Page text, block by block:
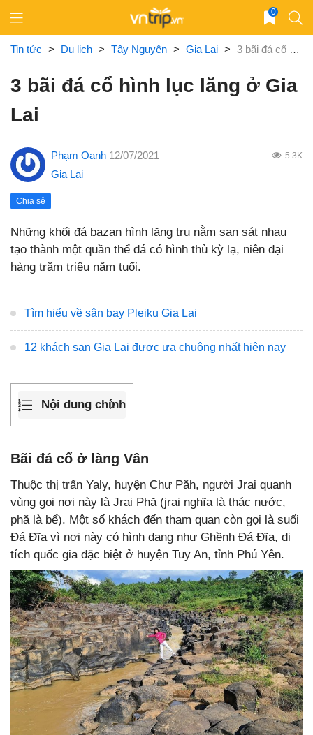
content
0
Tin tức > Du lịch > Tây Nguyên > Gia Lai > 3 bãi đá cổ hình lục lăng ở Gia Lai
3 bãi đá cổ hình lục lăng ở Gia
Lai
Phạm Oanh 12/07/2021 5.3K
Gia Lai
Chia sẻ
Những khối đá bazan hình lăng trụ nằm san sát nhau
tạo thành một quần thể đá có hình thù kỳ lạ, niên đại
hàng trăm triệu năm tuổi.
Tìm hiểu về sân bay Pleiku Gia Lai
12 khách sạn Gia Lai được ưa chuộng nhất hiện nay
Nội dung chính
Bãi đá cổ ở làng Vân
Thuộc thị trấn Yaly, huyện Chư Păh, người Jrai quanh
vùng gọi nơi này là Jrai Phă (jrai nghĩa là thác nước,
phă là bể). Một số khách đến tham quan còn gọi là suối
Đá Đĩa vì nơi này có hình dạng như Ghềnh Đá Đĩa, di
tích quốc gia đặc biệt ở huyện Tuy An, tỉnh Phú Yên.